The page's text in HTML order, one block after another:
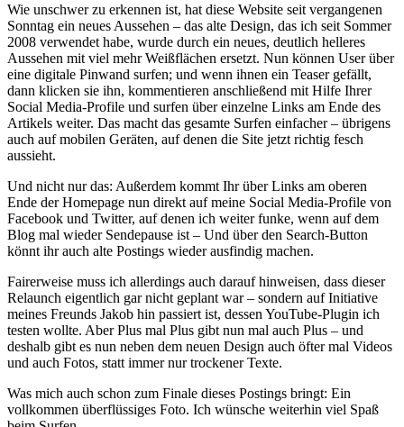
Wie unschwer zu erkennen ist, hat diese Website seit vergangenen
Sonntag ein neues Aussehen – das alte Design, das ich seit Sommer
2008 verwendet habe, wurde durch ein neues, deutlich helleres
Aussehen mit viel mehr Weißflächen ersetzt. Nun können User über
eine digitale Pinwand surfen; und wenn ihnen ein Teaser gefällt,
dann klicken sie ihn, kommentieren anschließend mit Hilfe Ihrer
Social Media-Profile und surfen über einzelne Links am Ende des
Artikels weiter. Das macht das gesamte Surfen einfacher – übrigens
auch auf mobilen Geräten, auf denen die Site jetzt richtig fesch
aussieht.
Und nicht nur das: Außerdem kommt Ihr über Links am oberen
Ende der Homepage nun direkt auf meine Social Media-Profile von
Facebook und Twitter, auf denen ich weiter funke, wenn auf dem
Blog mal wieder Sendepause ist – Und über den Search-Button
könnt ihr auch alte Postings wieder ausfindig machen.
Fairerweise muss ich allerdings auch darauf hinweisen, dass dieser
Relaunch eigentlich gar nicht geplant war – sondern auf Initiative
meines Freunds Jakob hin passiert ist, dessen YouTube-Plugin ich
testen wollte. Aber Plus mal Plus gibt nun mal auch Plus – und
deshalb gibt es nun neben dem neuen Design auch öfter mal Videos
und auch Fotos, statt immer nur trockener Texte.
Was mich auch schon zum Finale dieses Postings bringt: Ein
vollkommen überflüssiges Foto. Ich wünsche weiterhin viel Spaß